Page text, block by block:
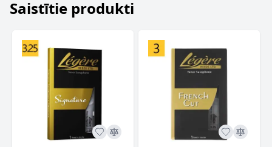
Saistītie produkti